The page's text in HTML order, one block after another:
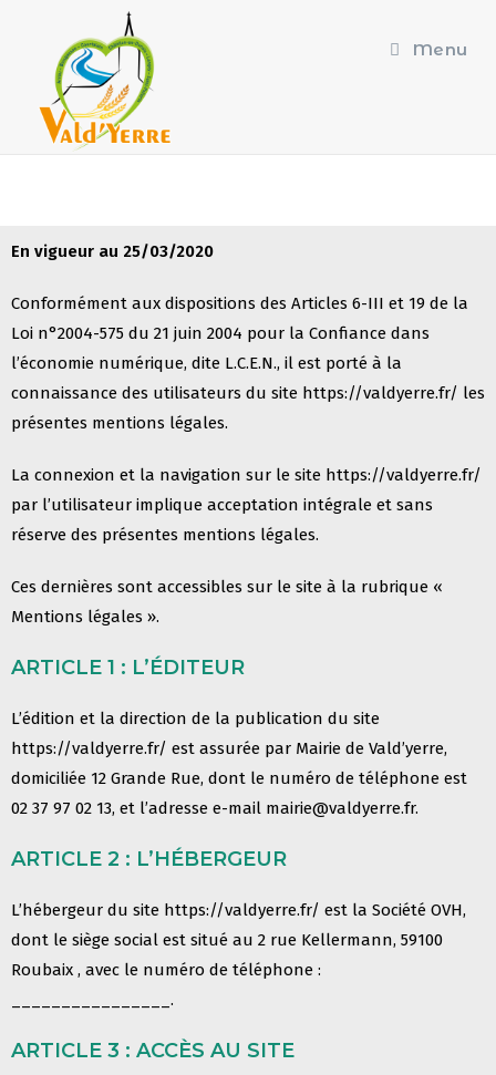
Menu
En vigueur au 25/03/2020
Conformément aux dispositions des Articles 6-III et 19 de la
Loi n°2004-575 du 21 juin 2004 pour la Confiance dans
l’économie numérique, dite L.C.E.N., il est porté à la
connaissance des utilisateurs du site https://valdyerre.fr/ les
présentes mentions légales.
La connexion et la navigation sur le site https://valdyerre.fr/
par l’utilisateur implique acceptation intégrale et sans
réserve des présentes mentions légales.
Ces dernières sont accessibles sur le site à la rubrique «
Mentions légales ».
ARTICLE 1 : L’ÉDITEUR
L’édition et la direction de la publication du site
https://valdyerre.fr/ est assurée par Mairie de Vald’yerre,
domiciliée 12 Grande Rue, dont le numéro de téléphone est
02 37 97 02 13, et l’adresse e-mail mairie@valdyerre.fr.
ARTICLE 2 : L’HÉBERGEUR
L’hébergeur du site https://valdyerre.fr/ est la Société OVH,
dont le siège social est situé au 2 rue Kellermann, 59100
Roubaix , avec le numéro de téléphone :
________________.
ARTICLE 3 : ACCÈS AU SITE